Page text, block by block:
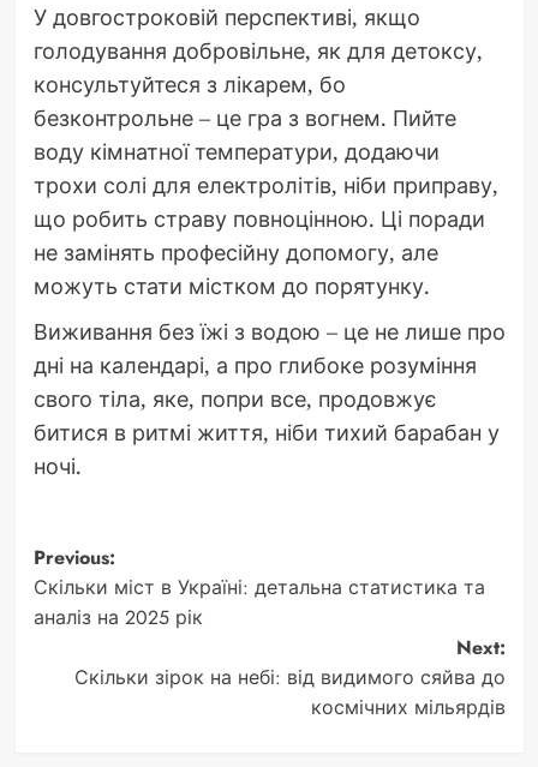
У довгостроковій перспективі, якщо
голодування добровільне, як для детоксу,
консультуйтеся з лікарем, бо
безконтрольне – це гра з вогнем. Пийте
воду кімнатної температури, додаючи
трохи солі для електролітів, ніби приправу,
що робить страву повноцінною. Ці поради
не замінять професійну допомогу, але
можуть стати містком до порятунку.
Виживання без їжі з водою – це не лише про
дні на календарі, а про глибоке розуміння
свого тіла, яке, попри все, продовжує
битися в ритмі життя, ніби тихий барабан у
ночі.
Post
navigation
Previous:
Скільки міст в Україні: детальна статистика та
аналіз на 2025 рік
Next:
Скільки зірок на небі: від видимого сяйва до
космічних мільярдів